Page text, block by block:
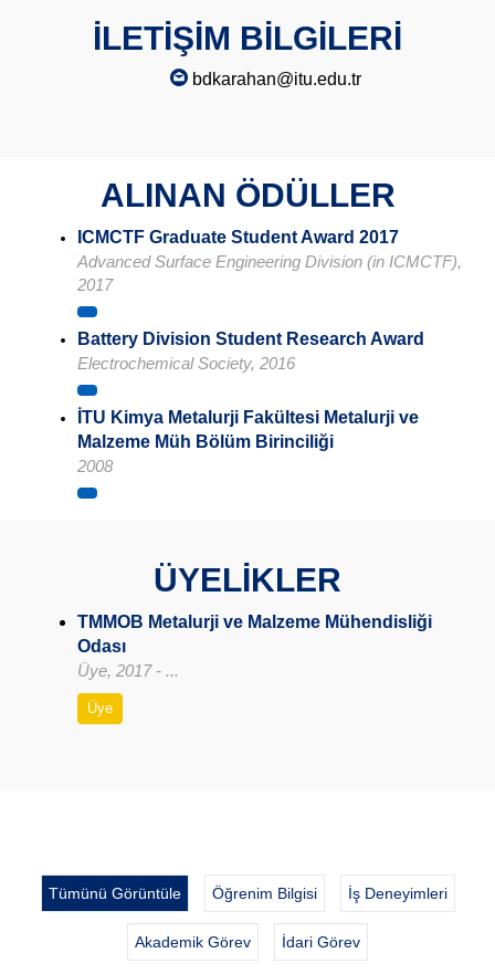
İLETİŞİM BİLGİLERİ
bdkarahan@itu.edu.tr
ALINAN ÖDÜLLER
ICMCTF Graduate Student Award 2017
Advanced Surface Engineering Division (in ICMCTF),
2017
Battery Division Student Research Award
Electrochemical Society, 2016
İTU Kimya Metalurji Fakültesi Metalurji ve
Malzeme Müh Bölüm Birinciliği
2008
ÜYELİKLER
TMMOB Metalurji ve Malzeme Mühendisliği
Odası
Üye, 2017 - ...
Üye
Tümünü Görüntüle Öğrenim Bilgisi İş Deneyimleri
Akademik Görev İdari Görev